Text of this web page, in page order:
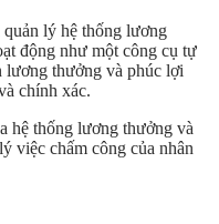
lý hệ thống lương
động như một công cụ tự
lương thưởng và phúc lợi
chính xác.
hệ thống lương thưởng và
việc chấm công của nhân